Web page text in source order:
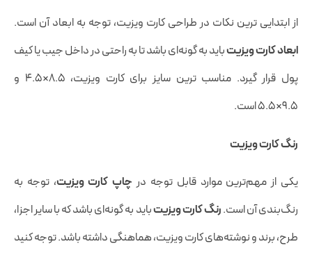
از ابتدایی ترین نکات در طراحی کارت ویزیت، توجه به ابعاد آن است.
ابعاد کارت ویزیتباید به گونه‌ای باشد تا به راحتی در داخل جیب یا کیف
پول قرار گیرد. مناسب ترین سایز برای کارت ویزیت، ۸.۵×۴.۵ و
۹.۵×۵.۵ است.
رنگ کارت ویزیت
یکی از مهم‌ترین موارد قابل توجه در چاپ کارت ویزیت، توجه به
رنگ‌بندی آن است‌.رنگ کارت ویزیتباید به گونه‌ای باشد که با سایر اجزا،
طرح، برند و نوشته‌های کارت ویزیت، هماهنگی داشته باشد. توجه کنید